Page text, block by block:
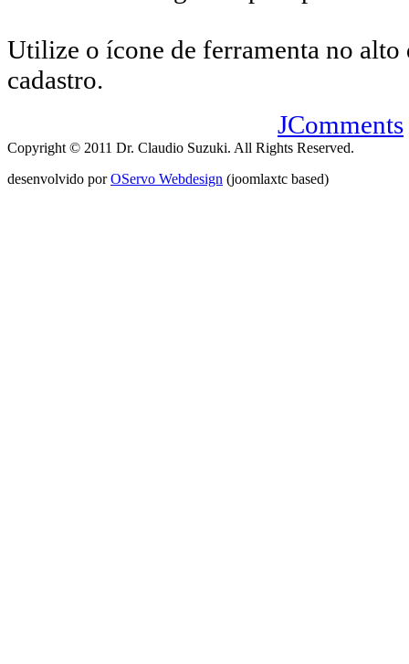
Utilize o ícone de ferramenta no alto
cadastro.
JComments
Copyright © 2011 Dr. Claudio Suzuki. All Rights Reserved.
desenvolvido porOServo Webdesign (joomlaxtc based)